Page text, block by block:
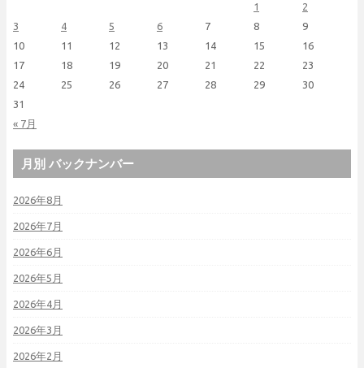
« 7月
1
2
3
4 5 6 7 8
9
10
11 12 13 14 15
16
17
18 19 20 21 22
23
24
25 26 27 28 29
30
31
月別 バックナンバー
2026年8月
2026年7月
2026年6月
2026年5月
2026年4月
2026年3月
2026年2月